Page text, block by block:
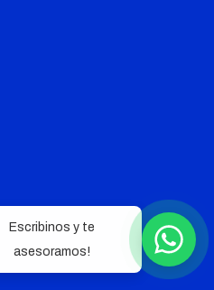
Escribinos y te
asesoramos!